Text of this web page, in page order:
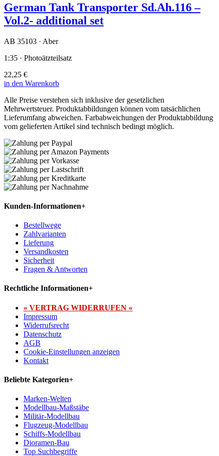
German Tank Transporter Sd.Ah.116 –
Vol.2- additional set
AB 35103 · Aber
1:35 · Photoätzteilsatz
22,25 €
in den Warenkorb
Alle Preise verstehen sich inklusive der gesetzlichen
Mehrwertsteuer. Produktabbildungen können vom tatsächlichen
Lieferumfang abweichen. Farbabweichungen der Produktabbildung
vom gelieferten Artikel sind technisch bedingt möglich.
Kunden-Informationen+
Bestellwege
Zahlvarianten
Lieferung
Versandkosten
Sicherheit
Fragen & Antworten
Rechtliche Informationen+
» VERTRAG WIDERRUFEN «
Impressum
Widerrufsrecht
Datenschutz
AGB
Cookie-Einstellungen anzeigen
Kontakt
Beliebte Kategorien+
Marken-Welten
Modellbau-Maßstäbe
Militär-Modellbau
Flugzeug-Modellbau
Schiffs-Modellbau
Dioramen-Bau
Top Suchbegriffe